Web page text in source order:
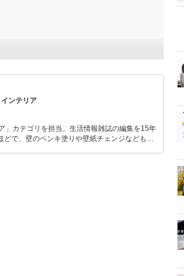
ンテリア
」カテゴリを担当。生活情報雑誌の編集を15年
で、壁のペンキ塗りや壁紙チェンジなどもチ